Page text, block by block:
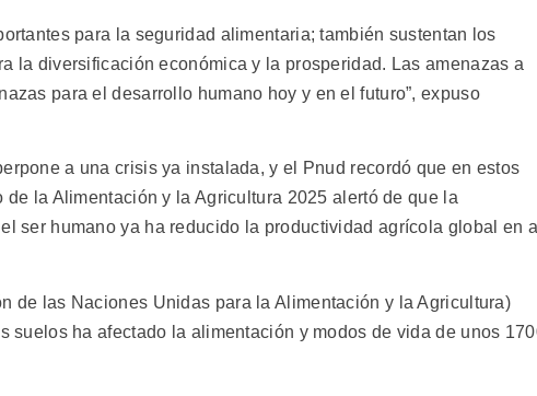
para la seguridad alimentaria; también sustentan los
la diversificación económica y la prosperidad. Las amenazas a
para el desarrollo humano hoy y en el futuro”, expuso
a una crisis ya instalada, y el Pnud recordó que en estos
la Alimentación y la Agricultura 2025 alertó de que la
ser humano ya ha reducido la productividad agrícola global en
de las Naciones Unidas para la Alimentación y la Agricultura)
suelos ha afectado la alimentación y modos de vida de unos